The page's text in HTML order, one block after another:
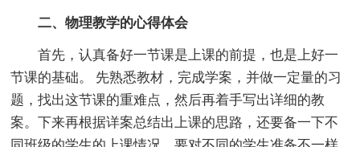
二、物理教学的心得体会
首先，认真备好一节课是上课的前提，也是上好一
节课的基础。 先熟悉教材，完成学案，并做一定量的习
题，找出这节课的重难点，然后再着手写出详细的教
案。下来再根据详案总结出上课的思路，还要备一下不